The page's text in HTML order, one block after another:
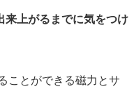
来上がるまでに気をつけ
ことができる磁力とサ